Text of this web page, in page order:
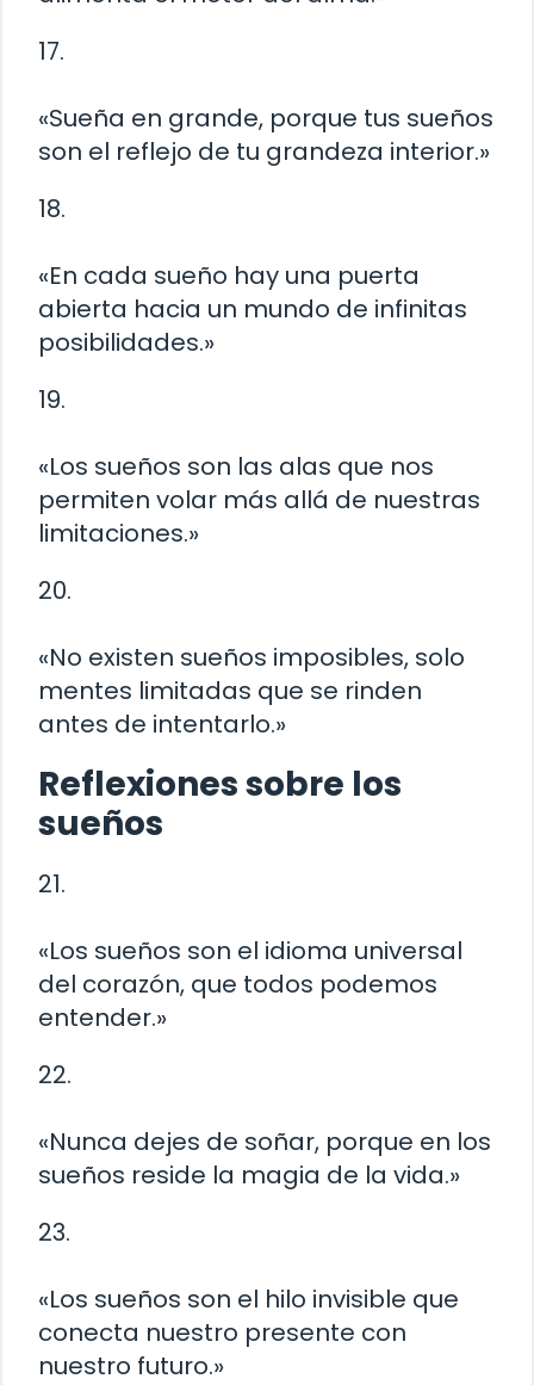
17.
«Sueña en grande, porque tus sueños
son el reflejo de tu grandeza interior.»
18.
«En cada sueño hay una puerta
abierta hacia un mundo de infinitas
posibilidades.»
19.
«Los sueños son las alas que nos
permiten volar más allá de nuestras
limitaciones.»
20.
«No existen sueños imposibles, solo
mentes limitadas que se rinden
antes de intentarlo.»
Reflexiones sobre los
sueños
21.
«Los sueños son el idioma universal
del corazón, que todos podemos
entender.»
22.
«Nunca dejes de soñar, porque en los
sueños reside la magia de la vida.»
23.
«Los sueños son el hilo invisible que
conecta nuestro presente con
nuestro futuro.»